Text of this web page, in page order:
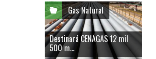
Gas Natural
Destinará CENAGAS 12 mil
500 m...